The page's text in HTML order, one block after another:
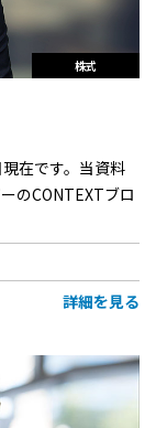
株式
在です。当資料
のCONTEXTブロ
詳細を見る